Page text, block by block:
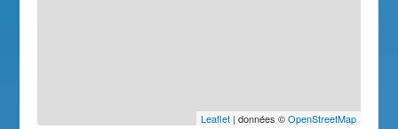
Leaflet| données ©OpenStreetMap